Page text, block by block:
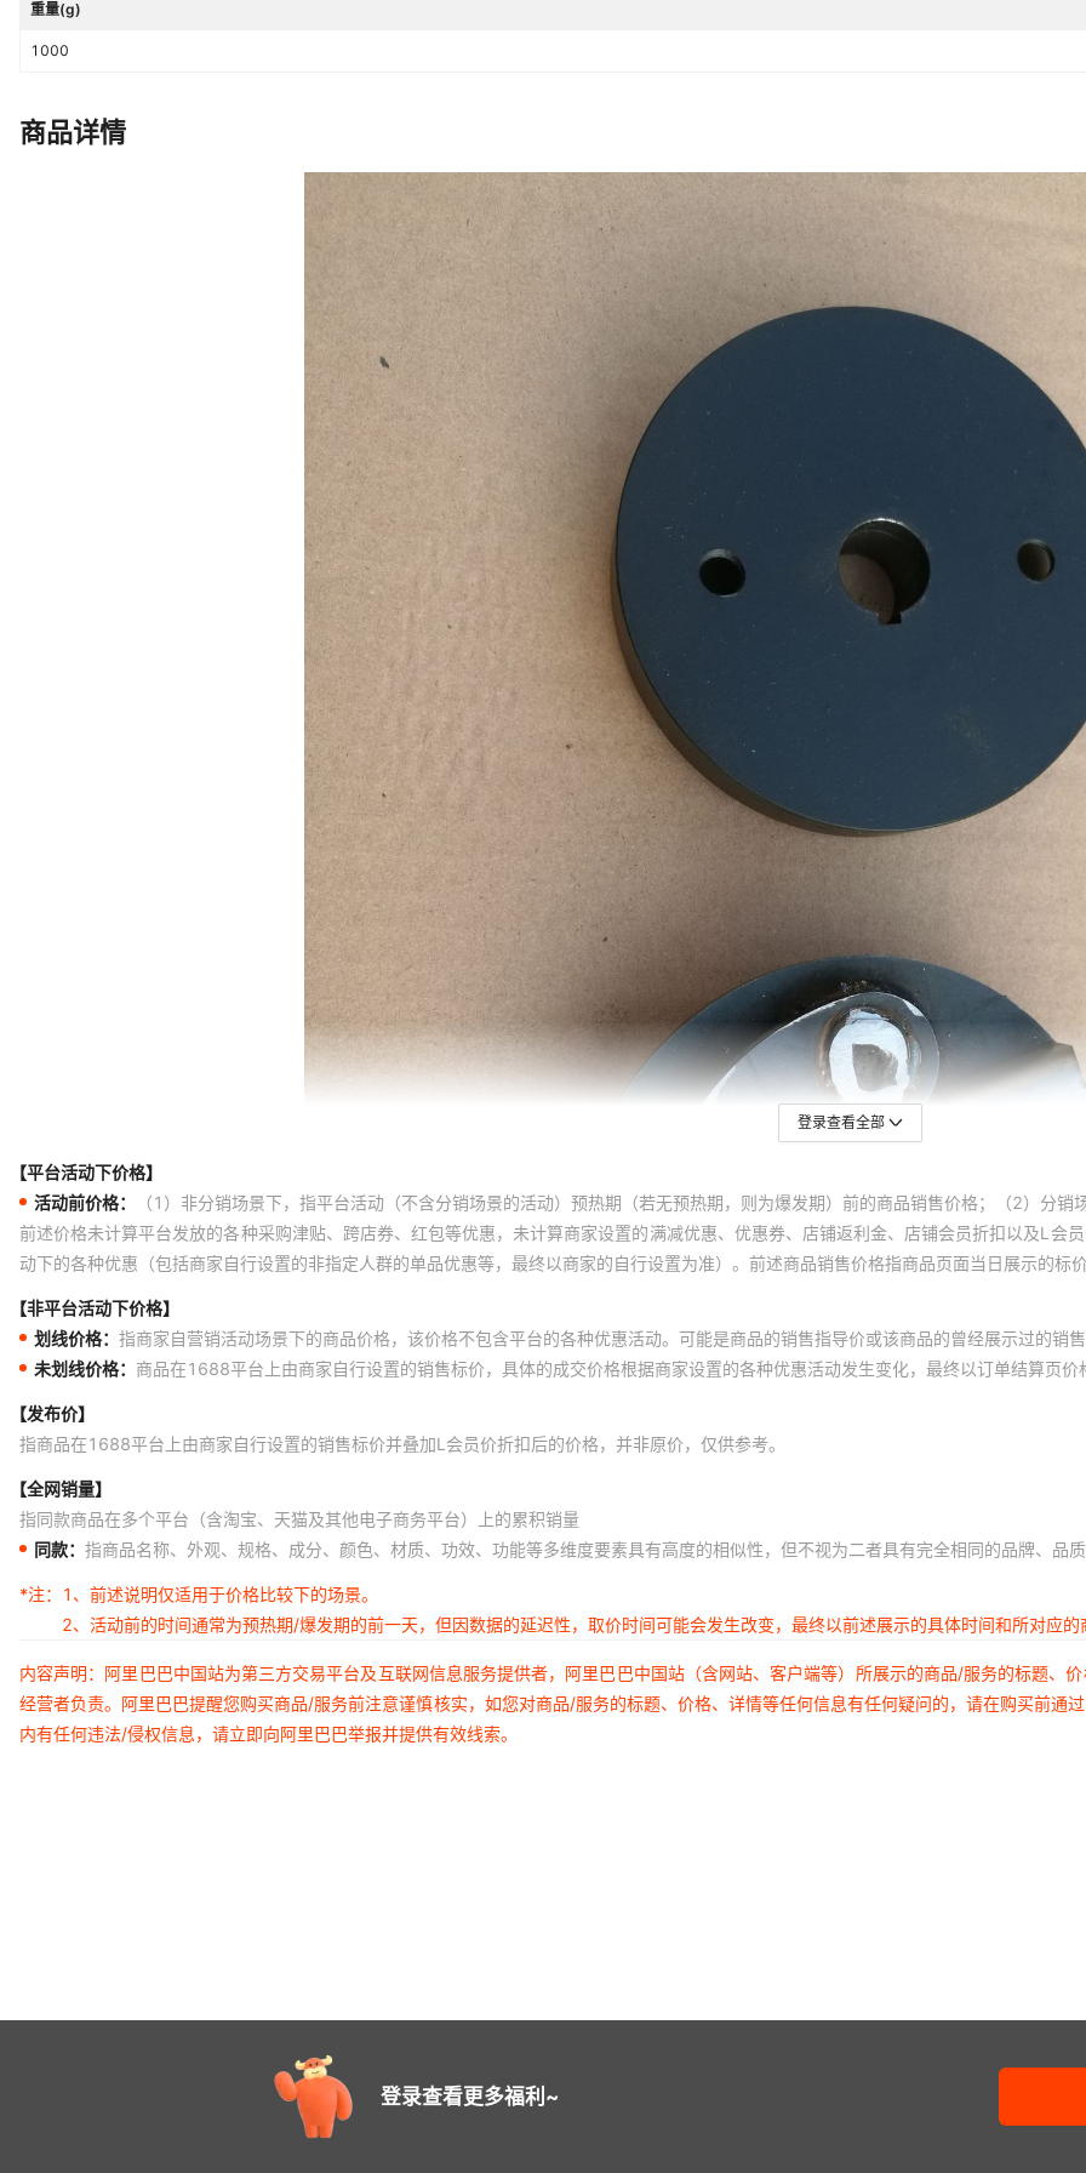
重量(g)
1000
商品详情
登录查看全部
【平台活动下价格】
活动前价格：
（1）非分销场景下，指平台活动（不含分销场景的活动）预热期（若无预热期，则为爆发期）前的商品销售价格；（2）分
前述价格未计算平台发放的各种采购津贴、跨店券、红包等优惠，未计算商家设置的满减优惠、优惠券、店铺返利金、店铺会员折扣以及L会
动下的各种优惠（包括商家自行设置的非指定人群的单品优惠等，最终以商家的自行设置为准）。前述商品销售价格指商品页面当日展示的
【非平台活动下价格】
划线价格： 指商家自营销活动场景下的商品价格，该价格不包含平台的各种优惠活动。可能是商品的销售指导价或该商品的曾经展示过的销
未划线价格： 商品在1688平台上由商家自行设置的销售标价，具体的成交价格根据商家设置的各种优惠活动发生变化，最终以订单结算页价
【发布价】
指商品在1688平台上由商家自行设置的销售标价并叠加L会员价折扣后的价格，并非原价，仅供参考。
【全网销量】
指同款商品在多个平台（含淘宝、天猫及其他电子商务平台）上的累积销量
同款： 指商品名称、外观、规格、成分、颜色、材质、功效、功能等多维度要素具有高度的相似性，但不视为二者具有完全相同的品牌、品
*注：
1、前述说明仅适用于价格比较下的场景。
2、活动前的时间通常为预热期/爆发期的前一天，但因数据的延迟性，取价时间可能会发生改变，最终以前述展示的具体时间和所对应的
内容声明：阿里巴巴中国站为第三方交易平台及互联网信息服务提供者，阿里巴巴中国站（含网站、客户端等）所展示的商品/服务的标题、
经营者负责。阿里巴巴提醒您购买商品/服务前注意谨慎核实，如您对商品/服务的标题、价格、详情等任何信息有任何疑问的，请在购买前通
内有任何违法/侵权信息，请立即向阿里巴巴举报并提供有效线索。
登录查看更多福利~